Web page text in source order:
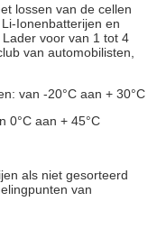
lossen van de cellen
Ionenbatterijen en
voor van 1 tot 4
van automobilisten,
van -20°C aan + 30°C
0°C aan + 45°C
als niet gesorteerd
van